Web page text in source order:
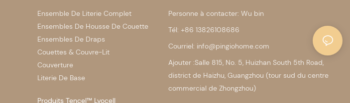
Ensemble De Literie Complet
Ensembles De Housse De Couette
Ensembles De Draps
Couettes & Couvre-Lit
Couverture
Literie De Base
Produits Tencel™ Lyocell
Personne à contacter: Wu bin
Tél: +86 13826108686
Courriel: info@pingiohome.com
Ajouter :Salle 815, No. 5, Huizhan South 5th Road,
district de Haizhu, Guangzhou (tour sud du centre
commercial de Zhongzhou)